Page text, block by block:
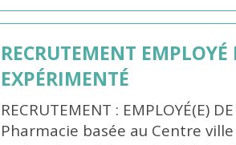
RECRUTEMENT
EXPÉRIMENTÉ
RECRUTEMENT : EMPLOYÉ(E)
Pharmacie basée au Centre ville